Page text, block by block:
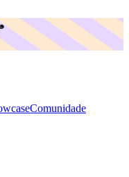
Comunidade